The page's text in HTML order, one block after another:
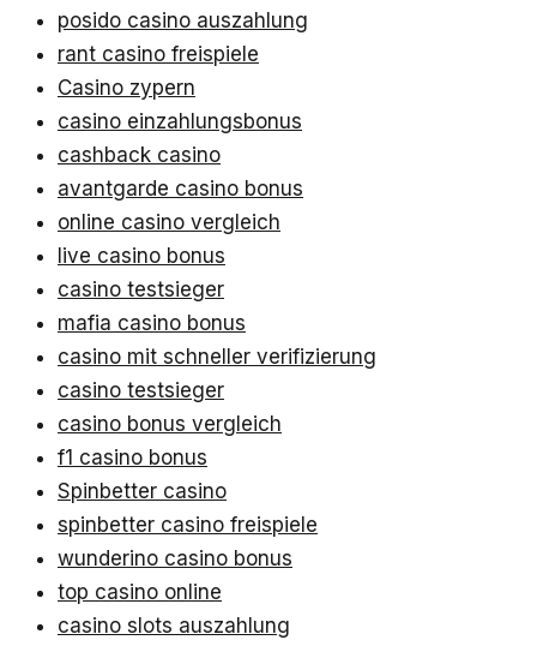
posido casino auszahlung
rant casino freispiele
Casino zypern
casino einzahlungsbonus
cashback casino
avantgarde casino bonus
online casino vergleich
live casino bonus
casino testsieger
mafia casino bonus
casino mit schneller verifizierung
casino testsieger
casino bonus vergleich
f1 casino bonus
Spinbetter casino
spinbetter casino freispiele
wunderino casino bonus
top casino online
casino slots auszahlung